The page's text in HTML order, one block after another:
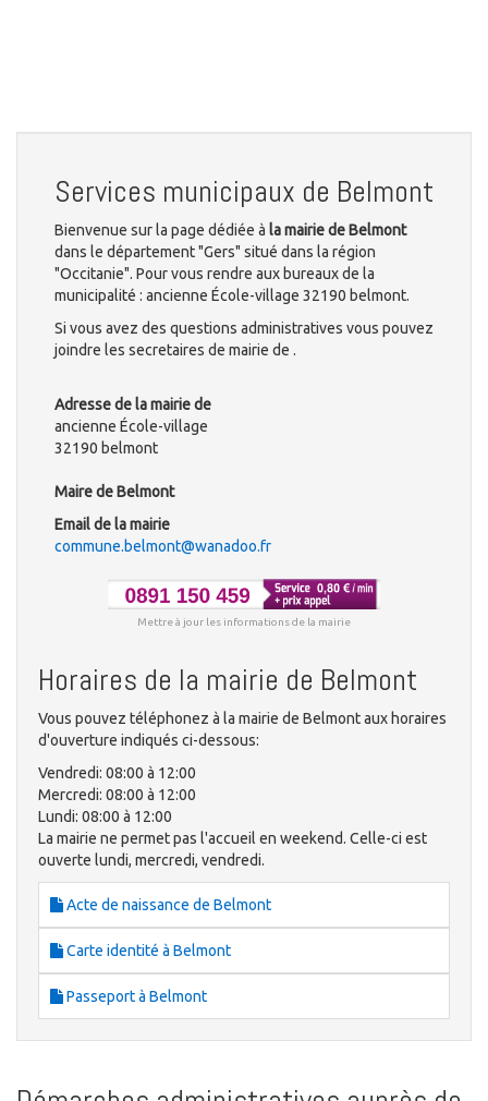
Services municipaux de Belmont
Bienvenue sur la page dédiée à la mairie de Belmont
dans le département "Gers" situé dans la région
"Occitanie". Pour vous rendre aux bureaux de la
municipalité : ancienne École-village 32190 belmont.
Si vous avez des questions administratives vous pouvez
joindre les secretaires de mairie de .
Adresse de la mairie de
ancienne École-village
32190 belmont
Maire de Belmont
Email de la mairie
commune.belmont@wanadoo.fr
Mettre à jour les informations de la mairie
Horaires de la mairie de Belmont
Vous pouvez téléphonez à la mairie de Belmont aux horaires
d'ouverture indiqués ci-dessous:
Vendredi: 08:00 à 12:00
Mercredi: 08:00 à 12:00
Lundi: 08:00 à 12:00
La mairie ne permet pas l'accueil en weekend. Celle-ci est
ouverte lundi, mercredi, vendredi.
Acte de naissance de Belmont
Carte identité à Belmont
Passeport à Belmont